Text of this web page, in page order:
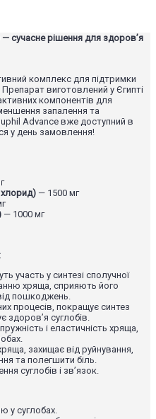
сучасне рішення для здоров’я
комплекс для підтримки
Препарат виготовлений у Єгипті
компонентів для
запалення та
Advance вже доступний в
у день замовлення!
хлорид) — 1500 мг
— 1000 мг
участь у синтезі сполучної
хряща, сприяють його
пошкоджень.
процесів, покращує синтез
здоров’я суглобів.
і еластичність хряща,
захищає від руйнування,
та полегшити біль.
суглобів і зв’язок.
у суглобах.